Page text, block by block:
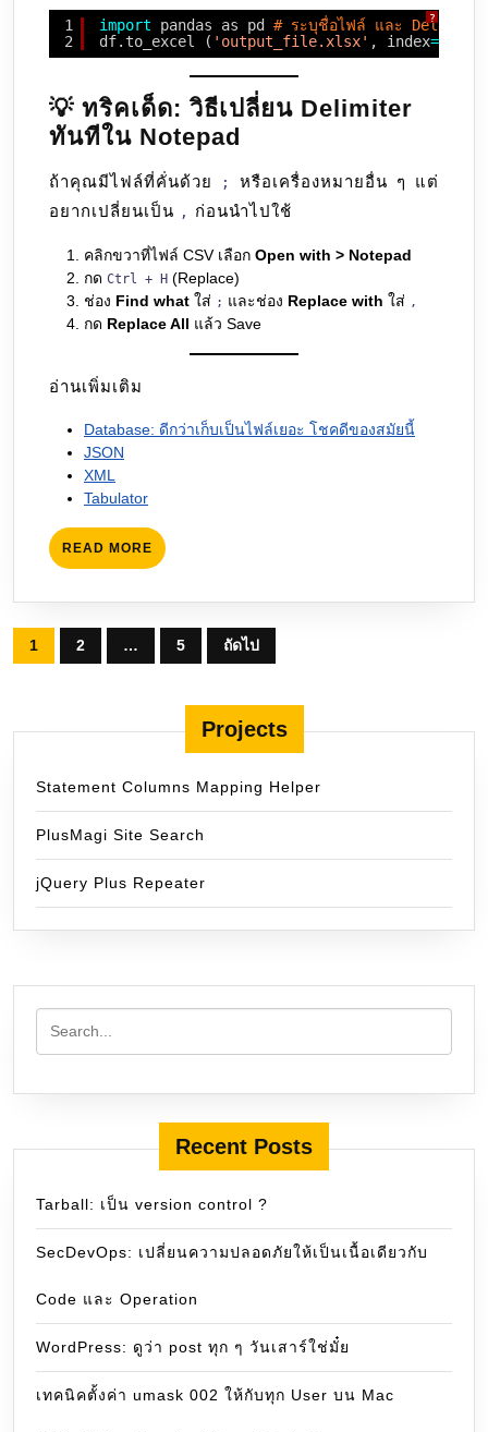
?
1
2
import pandas as pd # ระบุชื่อไฟล์ และ
df.to_excel ( 'output_file.xlsx' , index=
💡 ทริคเด็ด: วิธีเปลี่ยน Delimiter
ทันทีใน Notepad
ถ้าคุณมีไฟล์ที่คั่นด้วย ;
หรือเครื่องหมายอื่น ๆ แต่
อยากเปลี่ยนเป็น , ก่อนนำไปใช้
คลิกขวาที่ไฟล์ CSV เลือก Open with > Notepad
กด Ctrl + H (Replace)
ช่อง Find what ใส่ ; และช่อง Replace with ใส่ ,
กด Replace All แล้ว Save
อ่านเพิ่มเติม
Database: ดีกว่าเก็บเป็นไฟล์เยอะ โชคดีของสมัยนี้
JSON
XML
Tabulator
READ MORE READ
MORE
Posts
pagination
1 2 … 5 ถัดไป
Projects
Statement Columns Mapping Helper
PlusMagi Site Search
jQuery Plus Repeater
Recent Posts
Tarball: เป็น version control ?
SecDevOps: เปลี่ยนความปลอดภัยให้เป็นเนื้อเดียวกับ
Code และ Operation
WordPress: ดูว่า post ทุก ๆ วันเสาร์ใช่มั๋ย
เทคนิคตั้งค่า umask 002 ให้กับทุก User บน Mac